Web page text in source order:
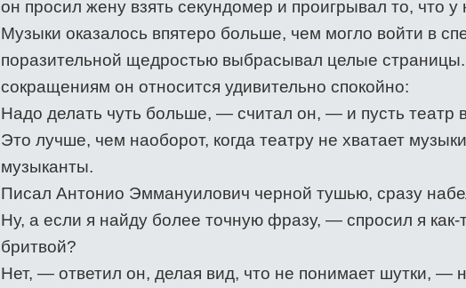
он просил жену взять секундомер и проигрывал то, что у
Музыки оказалось впятеро больше, чем могло войти в
поразительной щедростью выбрасывал целые страницы.
сокращениям он относится удивительно спокойно:
Надо делать чуть больше, — считал он, — и пусть театр
Это лучше, чем наоборот, когда театру не хватает
музыканты.
Писал Антонио Эммануилович черной тушью, сразу
Ну, а если я найду более точную фразу, — спросил я как-
бритвой?
Нет, — ответил он, делая вид, что не понимает шутки, —